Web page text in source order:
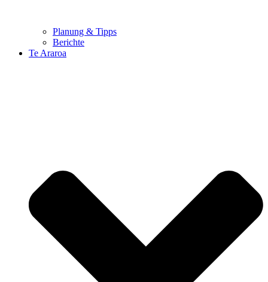
Planung & Tipps
Berichte
Te Araroa